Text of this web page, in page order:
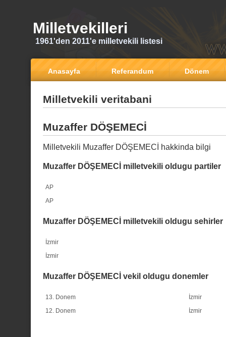
Milletvekilleri
1961'den 2011'e milletvekili listesi
Anasayfa Referandum Dönem
Milletvekili veritabani
Muzaffer DÖŞEMECİ
Milletvekili Muzaffer DÖŞEMECİ hakkinda bilgi
Muzaffer DÖŞEMECİ milletvekili oldugu partiler
AP
AP
Muzaffer DÖŞEMECİ milletvekili oldugu sehirler
İzmir
İzmir
Muzaffer DÖŞEMECİ vekil oldugu donemler
13. Donem
İzmir
12. Donem
İzmir